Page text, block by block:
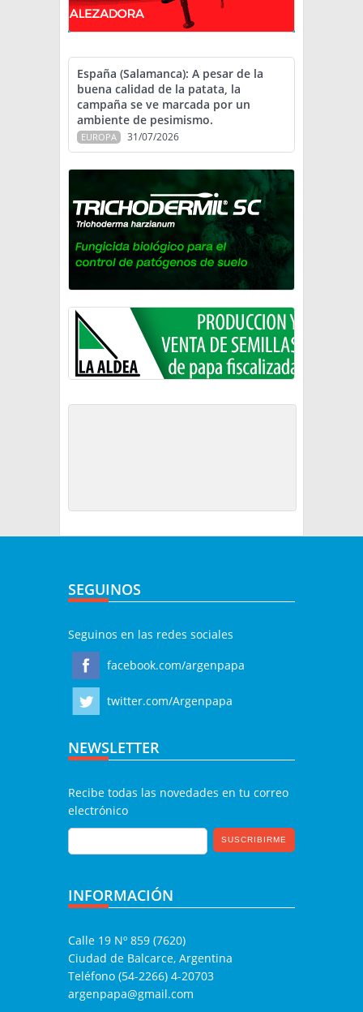
España (Salamanca): A pesar de la
buena calidad de la patata, la
campaña se ve marcada por un
ambiente de pesimismo.
EUROPA 31/07/2026
SEGUINOS
Seguinos en las redes sociales
facebook.com/argenpapa
twitter.com/Argenpapa
NEWSLETTER
Recibe todas las novedades en tu correo
electrónico
INFORMACIÓN
Calle 19 Nº 859 (7620)
Ciudad de Balcarce, Argentina
Teléfono (54-2266) 4-20703
argenpapa@gmail.com